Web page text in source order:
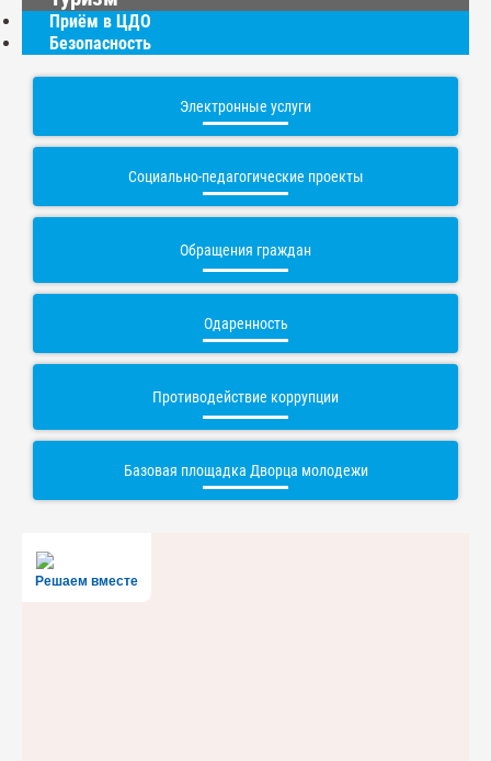
Приём в ЦДО
Безопасность
Электронные услуги
Социально-педагогические проекты
Обращения граждан
Одаренность
Противодействие коррупции
Базовая площадка Дворца молодежи
Решаем вместе